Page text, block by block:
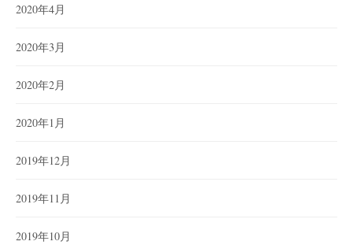
2020年4月
2020年3月
2020年2月
2020年1月
2019年12月
2019年11月
2019年10月